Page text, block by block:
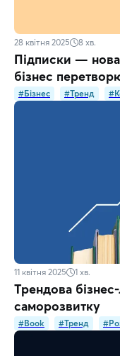
28 квітня 2025 8 хв.
Підписки —
бізнес
#Бізнес #Тренд
11 квітня 2025 1 хв.
Трендова
саморозвитку
#Book #Тренд